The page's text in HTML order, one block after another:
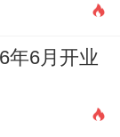
年6月开业